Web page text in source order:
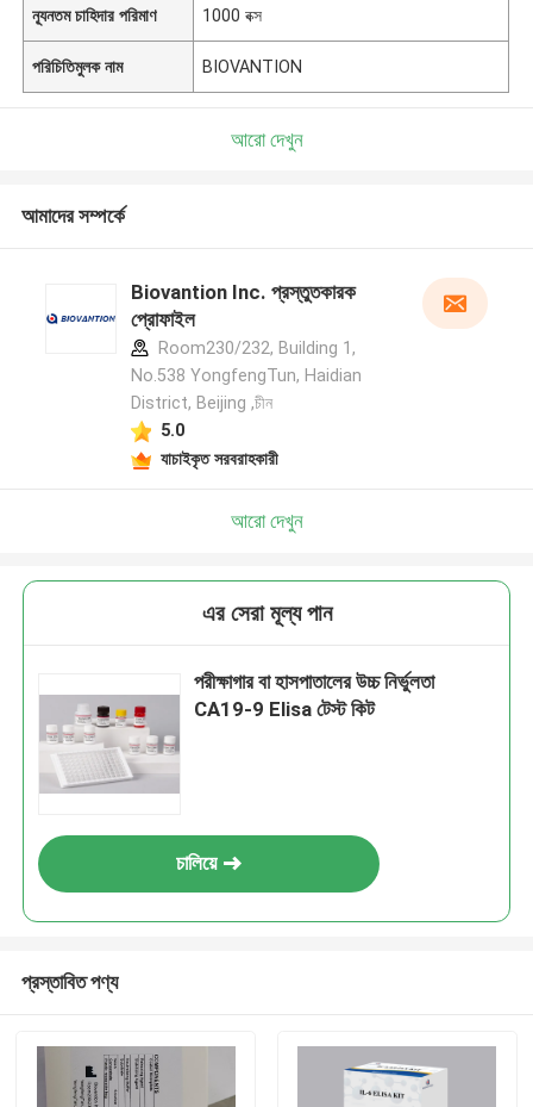
ন্যূনতম চাহিদার পরিমাণ 1000 বক্স
পরিচিতিমুলক নাম BIOVANTION
আরো দেখুন
আমাদের সম্পর্কে
Biovantion Inc. প্রস্তুতকারক
প্রোফাইল
Room230/232, Building 1,
No.538 YongfengTun, Haidian
District, Beijing ,চীন
5.0
যাচাইকৃত সরবরাহকারী
আরো দেখুন
এর সেরা মূল্য পান
পরীক্ষাগার বা হাসপাতালের উচ্চ নির্ভুলতা
CA19-9 Elisa টেস্ট কিট
চালিয়ে
প্রস্তাবিত পণ্য